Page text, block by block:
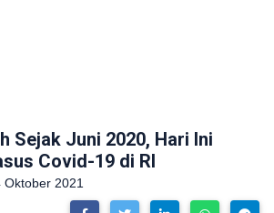
Sejak Juni 2020, Hari Ini
Covid-19 di RI
2021